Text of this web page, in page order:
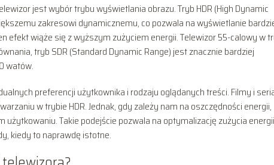
jest wybór trybu wyświetlania obrazu. Tryb HDR (High Dynamic
zakresowi dynamicznemu, co pozwala na wyświetlanie
efekt wiąże się z wyższym zużyciem energii. Telewizor 55-calowy w
tryb SDR (Standard Dynamic Range) jest znacznie bardziej
watów.
preferencji użytkownika i rodzaju oglądanych treści. Filmy i
w trybie HDR. Jednak, gdy zależy nam na oszczędności energii,
Takie podejście pozwala na optymalizację zużycia
kiedy to naprawdę istotne.